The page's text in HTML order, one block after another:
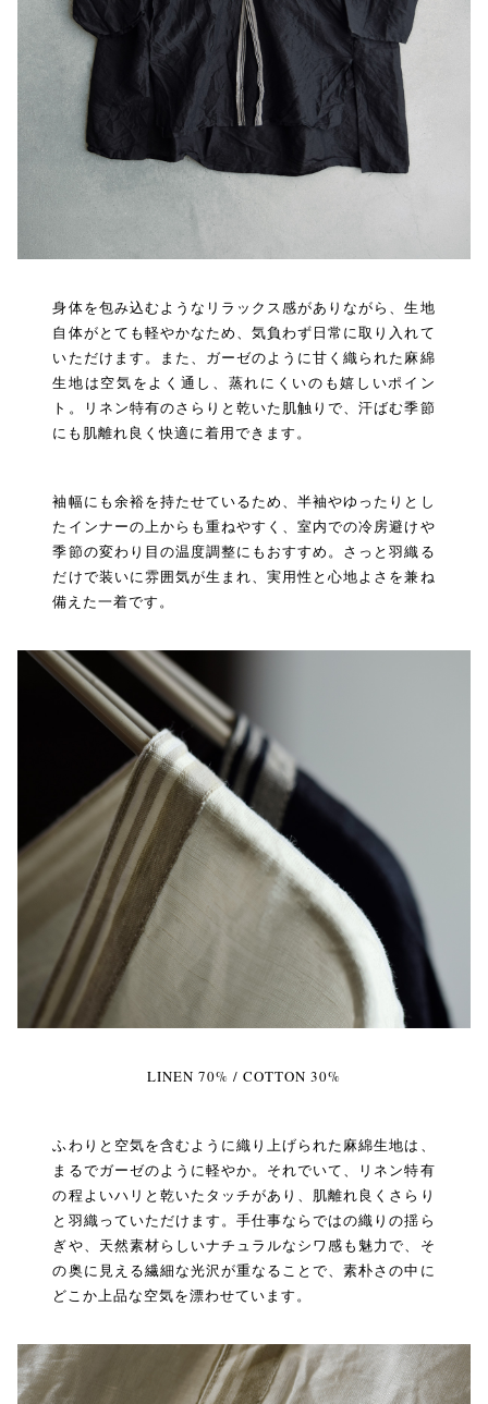
身体を包み込むようなリラックス感がありながら、生地
自体がとても軽やかなため、気負わず日常に取り入れて
いただけます。また、ガーゼのように甘く織られた麻綿
生地は空気をよく通し、蒸れにくいのも嬉しいポイン
ト。リネン特有のさらりと乾いた肌触りで、汗ばむ季節
にも肌離れ良く快適に着用できます。
袖幅にも余裕を持たせているため、半袖やゆったりとし
たインナーの上からも重ねやすく、室内での冷房避けや
季節の変わり目の温度調整にもおすすめ。さっと羽織る
だけで装いに雰囲気が生まれ、実用性と心地よさを兼ね
備えた一着です。
LINEN 70% / COTTON 30%
ふわりと空気を含むように織り上げられた麻綿生地は、
まるでガーゼのように軽やか。それでいて、リネン特有
の程よいハリと乾いたタッチがあり、肌離れ良くさらり
と羽織っていただけます。手仕事ならではの織りの揺ら
ぎや、天然素材らしいナチュラルなシワ感も魅力で、そ
の奥に見える繊細な光沢が重なることで、素朴さの中に
どこか上品な空気を漂わせています。